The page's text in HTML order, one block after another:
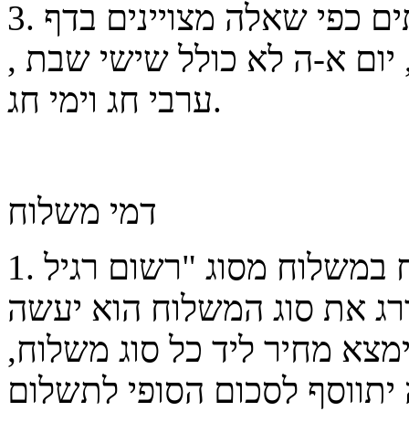
3. זמני אספקת המוצרים ו/או השירותים כפי שאלה מצויינים בדף
יום א-ה לא כולל שישי שבת ,
ערבי חג וימי חג.
דמי משלוח
1. דמי המשלוח במשלוח מסוג "רשום רגיל" thbo כלולים במחיר
את סוג המשלוח הוא יעשה
מחיר ליד כל סוג משלוח,